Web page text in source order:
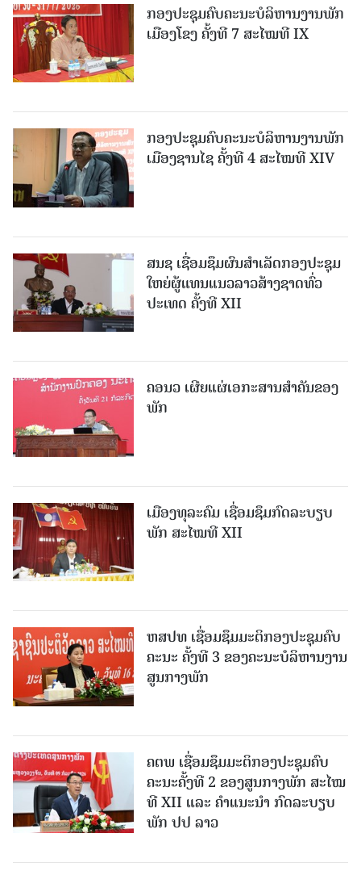
ກອງປະຊຸມຄົບຄະນະບໍລິຫານງານພັກ
ເມືອງໂຂງ ຄັ້ງທີ 7 ສະໄໝທີ IX
ກອງປະຊຸມຄົບຄະນະບໍລິຫານງານພັກ
ເມືອງຊານ​ໄຊ ຄັ້ງທີ 4 ສະໄໝທີ XIV
ສນຊ ເຊື່ອມຊຶມຜົນສໍາເລັດກອງປະຊຸມ
ໃຫຍ່ຜູ້ແທນແນວລາວສ້າງຊາດທົ່ວ
ປະເທດ ຄັ້ງທີ XII
ຄອນວ ເຜີຍແຜ່ເອກະສານສໍາຄັນຂອງ
ພັກ
ເມືອງທຸລະຄົມ ເຊື່ອມຊຶມກົດລະບຽບ
ພັກ ສະໄໝທີ XII
ຫສປທ ເຊື່ອມຊຶມມະຕິກອງປະຊຸມຄົບ
ຄະນະ ຄັ້ງທີ 3 ຂອງຄະນະບໍລິຫານງານ
ສູນກາງພັກ
ຄຕພ ເຊື່ອມຊຶມມະຕິກອງປະຊຸມຄົບ
ຄະນະຄັ້ງທີ 2 ຂອງສູນກາງພັກ ສະໄໝ
ທີ XII ແລະ ຄໍາແນະນໍາ ກົດລະບຽບ
ພັກ ປປ ລາວ